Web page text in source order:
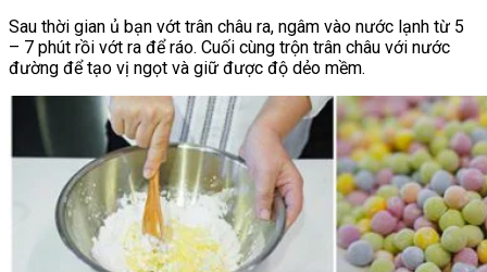
Sau thời gian ủ bạn vớt trân châu ra, ngâm vào nước lạnh từ 5
– 7 phút rồi vớt ra để ráo. Cuối cùng trộn trân châu với nước
đường để tạo vị ngọt và giữ được độ dẻo mềm.